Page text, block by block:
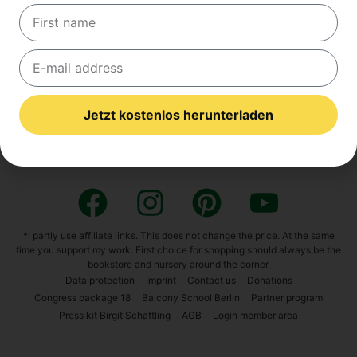
und Dün­ge­mit­tel sowie Torf. Wir spre­chen über die
Bedeu­tung des Bodens, die Vari­an­te Pflan­zen­stär­kung
und ‑dün­gung mit­tels Kom­post­tee und die Unter­stüt­
zungs­an­ge­bo­te von
gärt­nern und Natur auf dem Bal­kon zu eta­blie­ren.
Web­site
Natu­re in the gar­den
*I part­ly use affi­lia­te links. This does not chan­ge the pri­ce. At the same
time you sup­port my work. First choice for shop­ping should always be the
book­s­to­re and nur­sery around the cor­ner.
Data pro­tec­tion
Imprint Cont­act us
Dona­ti­ons
Con­gress packa­ge 18
Bal­c­o­ny School Ber­lin
Part­ner pro­gram
Press kit Bir­git Schatt­ling
AGB Log­in mem­ber area
Jetzt kostenlos herunterladen